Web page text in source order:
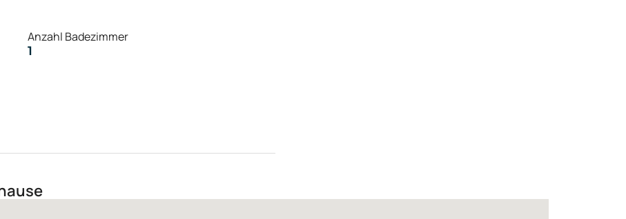
Anzahl Badezimmer
1